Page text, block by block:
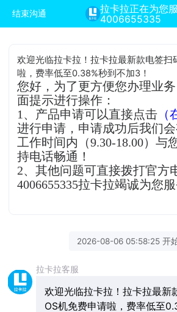
结束沟通
拉卡拉正在为您
4006655335
欢迎光临拉卡拉！拉卡拉最新款电签扫
啦，费率低至0.38%秒到不加3！
您好，为了更方便您办理业
面提示进行操作：
1、产品申请可以直接点击 （
进行申请，申请成功后我们
工作时间内（9.30-18.00）与
持电话畅通！
2、其他问题可直接拨打官方
4006655335拉卡拉竭诚为您服
2026-08-06 05:58:25 开
拉卡拉客服
欢迎光临拉卡拉！拉卡拉最新
OS机免费申请啦，费率低至